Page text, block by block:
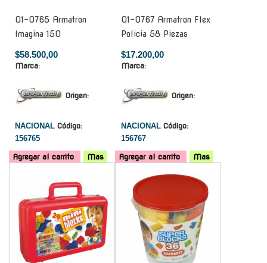
01-0765 Armatron
Imagina 150
$58.500,00
Marca:
Origen:
NACIONAL Código:
156765
Agregar al carrito Mas
01-0767 Armatron Flex
Policia 58 Piezas
$17.200,00
Marca:
Origen:
NACIONAL Código:
156767
Agregar al carrito
Mas